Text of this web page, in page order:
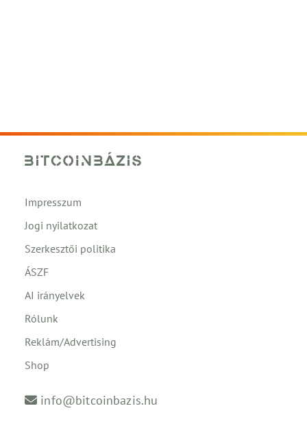
Impresszum
Jogi nyilatkozat
Szerkesztői politika
ÁSZF
AI irányelvek
Rólunk
Reklám/Advertising
Shop
info@bitcoinbazis.hu